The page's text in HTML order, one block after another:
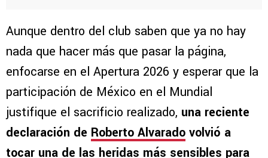
Aunque dentro del club saben que ya no hay
nada que hacer más que pasar la página,
enfocarse en el Apertura 2026 y esperar que la
participación de México en el Mundial
justifique el sacrificio realizado, una reciente
declaración de Roberto Alvarado volvió a
tocar una de las heridas más sensibles para